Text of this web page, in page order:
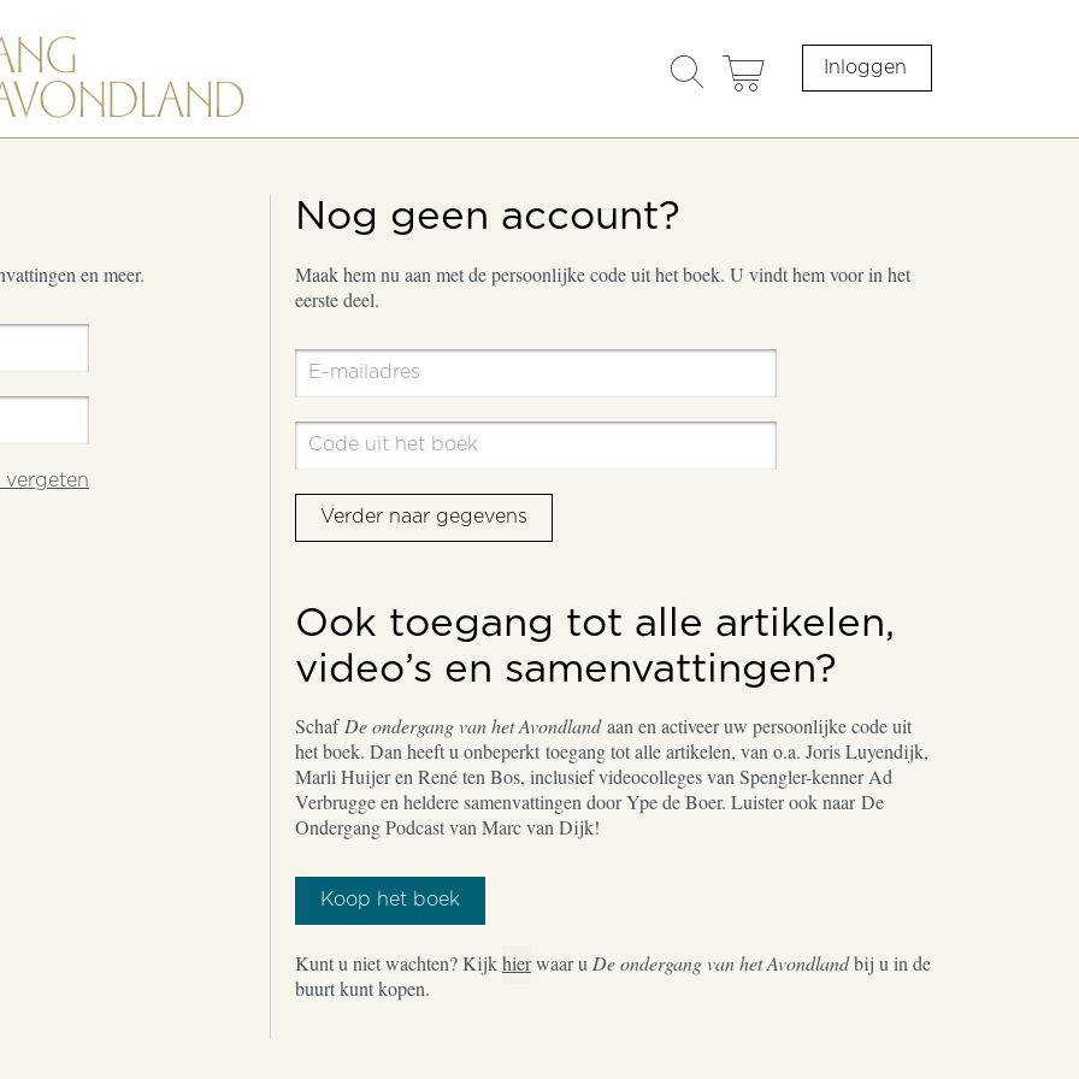
search
opener
cart Inloggen
en meer.
Nog geen account?
Maak hem nu aan met de persoonlijke code uit het boek. U vindt hem voor in het
eerste deel.
Verder naar gegevens
Ook toegang tot alle artikelen,
video’s en samenvattingen?
Schaf De ondergang van het Avondlandaan en activeer uw persoonlijke code uit
het boek. Dan heeft u onbeperkt toegang tot alle artikelen, van o.a. Joris Luyendijk,
Marli Huijer en René ten Bos, inclusief videocolleges van Spengler-kenner Ad
Verbrugge en heldere samenvattingen door Ype de Boer. Luister ook naar De
Ondergang Podcast van Marc van Dijk!
Koop het boek
Kunt u niet wachten? Kijkhierwaar u De ondergang van het Avondlandbij u in de
buurt kunt kopen.